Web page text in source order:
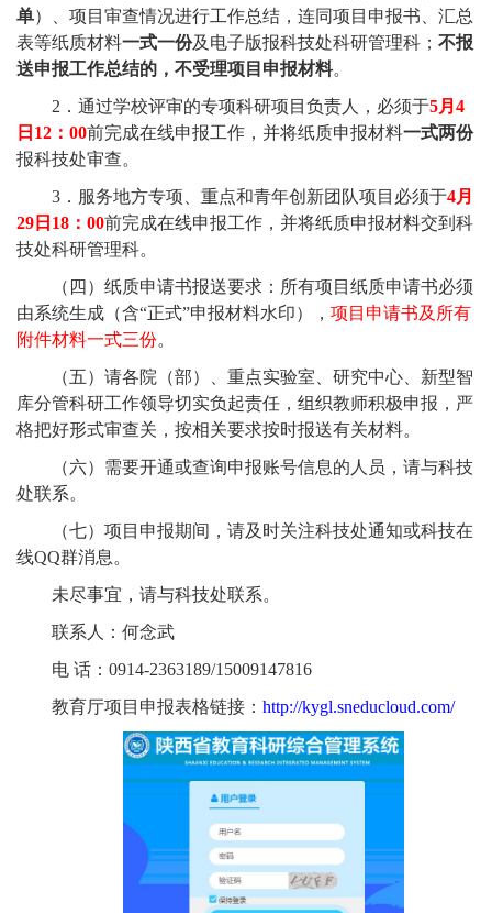
单）、项目审查情况进行工作总结，连同项目申报书、汇总
表等纸质材料一式一份及电子版报科技处科研管理科； 不报
送申报工作总结的，不受理项目申报材料。
2 ．通过学校评审的专项科研项目负责人，必须于5月 4
日 12 ： 00前完成在线申报工作，并将纸质申报材料一式两份
报科技处审查。
3 ．服务地方专项、重点和青年创新团队项目必须于4月
29 日 18 ： 00前完成在线申报工作，并将纸质申报材料交到科
技处科研管理科。
（四）纸质申请书报送要求：所有项目纸质申请书必须
由系统生成（含“正式”申报材料水印）， 项目申请书及所有
附件材料一式三份。
（五）请各院（部）、重点实验室、研究中心、新型智
库分管科研工作领导切实负起责任，组织教师积极申报，严
格把好形式审查关，按相关要求按时报送有关材料。
（六）需要开通或查询申报账号信息的人员，请与科技
处联系。
（七）项目申报期间，请及时关注科技处通知或科技在
线QQ群消息。
未尽事宜，请与科技处联系。
联系人：何念武
电 话： 0914-2363189/15009147816
教育厅项目申报表格链接： http://kygl.sneducloud.com/